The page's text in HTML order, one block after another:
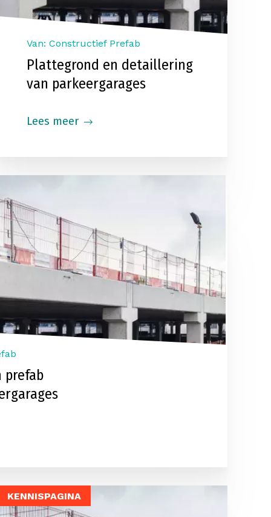
Van: Constructief Prefab
Plattegrond en detaillering
van parkeergarages
Lees meer
prefab
KENNISPAGINA